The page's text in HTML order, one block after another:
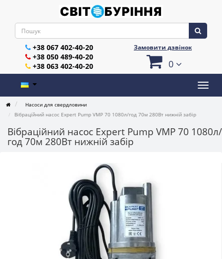
+38 067 402-40-20
+38 050 489-40-20
+38 063 402-40-20
Замовити дзвінок
0
Насоси для свердловини
Вібраційний насос Expert Pump VMP 70 1080л/год 70м 280Вт нижній забір
Вібраційний насос Expert Pump VMP 70 1080л/
год 70м 280Вт нижній забір